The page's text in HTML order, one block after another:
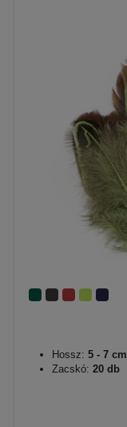
Hossz: 5 - 7 cm
Zacskó: 20 db